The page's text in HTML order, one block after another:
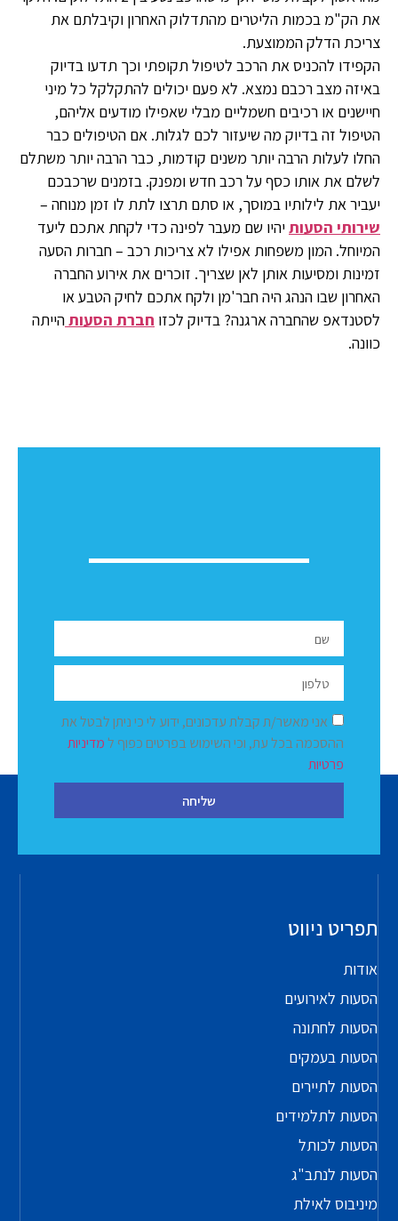
את הק"מ בכמות הליטרים מהתדלוק האחרון וקיבלתם את
צריכת הדלק הממוצעת.
הקפידו להכניס את הרכב לטיפול תקופתי וכך תדעו בדיוק
באיזה מצב רכבם נמצא. לא פעם יכולים להתקלקל כל מיני
חיישנים או רכיבים חשמליים מבלי שאפילו מודעים אליהם,
הטיפול זה בדיוק מה שיעזור לכם לגלות. אם הטיפולים כבר
החלו לעלות הרבה יותר משנים קודמות, כבר הרבה יותר משתלם
לשלם את אותו כסף על רכב חדש ומפנק. בזמנים שרכבכם
יעביר את לילותיו במוסך, או סתם תרצו לתת לו זמן מנוחה –
שירותי הסעותיהיו שם מעבר לפינה כדי לקחת אתכם ליעד
המיוחל. המון משפחות אפילו לא צריכות רכב – חברות הסעה
זמינות ומסיעות אותן לאן שצריך. זוכרים את אירוע החברה
האחרון שבו הנהג היה חבר'מן ולקח אתכם לחיק הטבע או
לסטנדאפ שהחברה ארגנה? בדיוק לכזו חברת הסעותהייתה
כוונה.
אני מאשר/ת קבלת עדכונים, ידוע לי כי ניתן לבטל את
ההסכמה בכל עת, וכי השימוש בפרטים כפוף למדיניות
פרטיות
שליחה
תפריט ניווט
אודות
הסעות לאירועים
הסעות לחתונה
הסעות בעמקים
הסעות לתיירים
הסעות לתלמידים
הסעות לכותל
הסעות לנתב"ג
מיניבוס לאילת